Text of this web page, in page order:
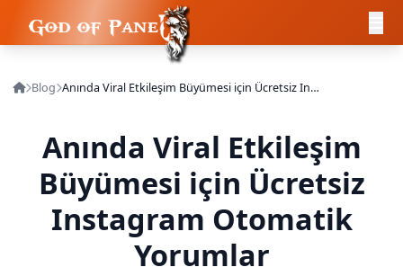
Blog Anında Viral Etkileşim Büyümesi için Ücretsiz Instagram Otomatik Yorumlar
Anında Viral Etkileşim
Büyümesi için Ücretsiz
Instagram Otomatik
Yorumlar